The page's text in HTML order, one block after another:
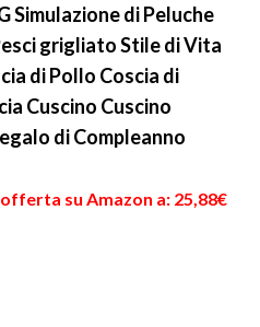
Simulazione di Peluche
grigliato Stile di Vita
di Pollo Coscia di
Cuscino Cuscino
di Compleanno
su Amazon a: 25,88€